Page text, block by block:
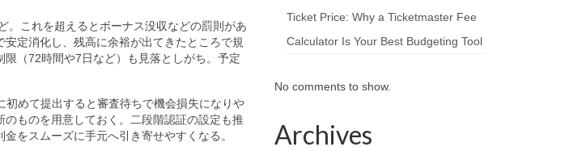
。これを超えるとボーナス没収などの罰則があ
定消化し、残高に余裕が出てきたところで規
（72時間や7日など）も見落としがち。予定
めて提出すると審査待ちで機会損失になりや
ものを用意しておく。二段階認証の設定も推
をスムーズに手元へ引き寄せやすくなる。
Ticket Price: Why a Ticketmaster Fee
Calculator Is Your Best Budgeting Tool
No comments to show.
Archives